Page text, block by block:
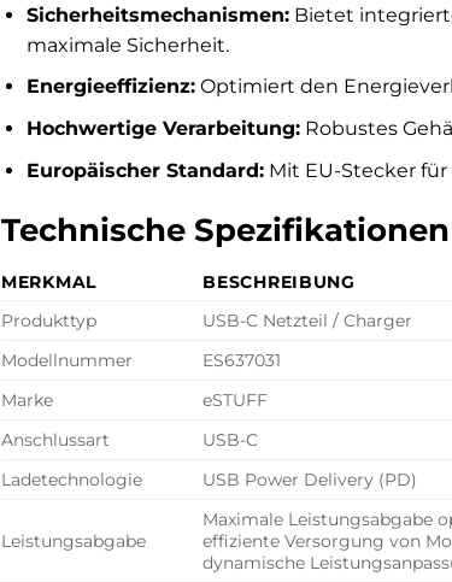
Sicherheitsmechanismen:Bietet
maximale Sicherheit.
Energieeffizienz:Optimiert den
Hochwertige Verarbeitung:Robustes
Europäischer Standard:Mit EU-Stecker
Technische
MERKMAL
BESCHREIBUNG
Produkttyp
USB-C Netzteil / Charger
Modellnummer
ES637031
Marke
eSTUFF
Anschlussart
USB-C
Ladetechnologie
USB Power Delivery (PD)
Leistungsabgabe
Maximale Leistungsabgabe
effiziente Versorgung von
dynamische